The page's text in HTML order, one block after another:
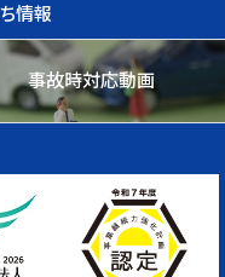
情報
事故時対応動画